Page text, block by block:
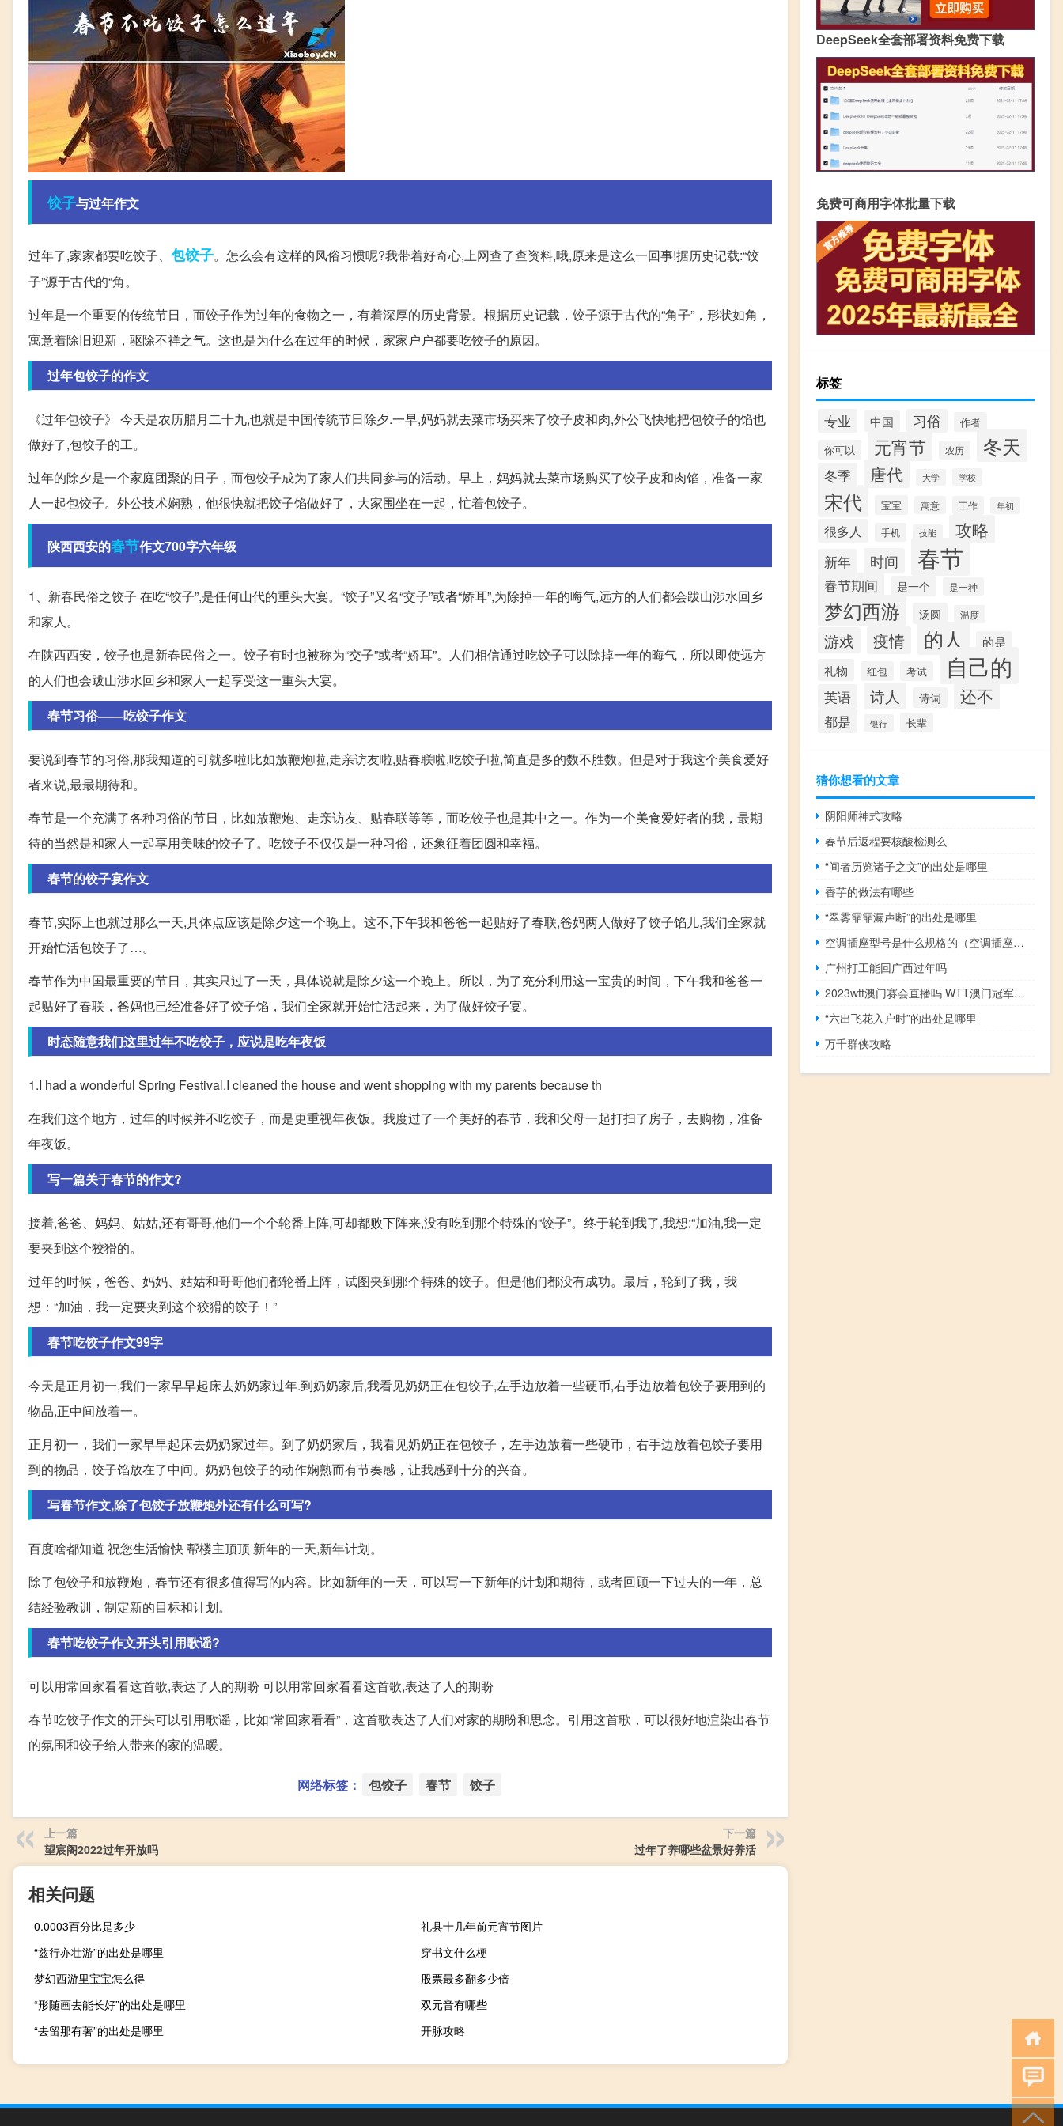
饺子与过年作文
过年了,家家都要吃饺子、 包饺子。怎么会有这样的风俗习惯呢?我带着好奇心,上网查了查资料,哦,原来是这么一回事!据历史记载:“饺
子”源于古代的“角。
过年是一个重要的传统节日，而饺子作为过年的食物之一，有着深厚的历史背景。根据历史记载，饺子源于古代的“角子”，形状如角，
寓意着除旧迎新，驱除不祥之气。这也是为什么在过年的时候，家家户户都要吃饺子的原因。
过年包饺子的作文
《过年包饺子》 今天是农历腊月二十九,也就是中国传统节日除夕.一早,妈妈就去菜市场买来了饺子皮和肉,外公飞快地把包饺子的馅也
做好了,包饺子的工。
过年的除夕是一个家庭团聚的日子，而包饺子成为了家人们共同参与的活动。早上，妈妈就去菜市场购买了饺子皮和肉馅，准备一家
人一起包饺子。外公技术娴熟，他很快就把饺子馅做好了，大家围坐在一起，忙着包饺子。
陕西西安的春节作文700字六年级
1、新春民俗之饺子 在吃“饺子”,是任何山代的重头大宴。“饺子”又名“交子”或者“娇耳”,为除掉一年的晦气,远方的人们都会跋山涉水回乡
和家人。
在陕西西安，饺子也是新春民俗之一。饺子有时也被称为“交子”或者“娇耳”。人们相信通过吃饺子可以除掉一年的晦气，所以即使远方
的人们也会跋山涉水回乡和家人一起享受这一重头大宴。
春节习俗——吃饺子作文
要说到春节的习俗,那我知道的可就多啦!比如放鞭炮啦,走亲访友啦,贴春联啦,吃饺子啦,简直是多的数不胜数。但是对于我这个美食爱好
者来说,最最期待和。
春节是一个充满了各种习俗的节日，比如放鞭炮、走亲访友、贴春联等等，而吃饺子也是其中之一。作为一个美食爱好者的我，最期
待的当然是和家人一起享用美味的饺子了。吃饺子不仅仅是一种习俗，还象征着团圆和幸福。
春节的饺子宴作文
春节,实际上也就过那么一天,具体点应该是除夕这一个晚上。这不,下午我和爸爸一起贴好了春联,爸妈两人做好了饺子馅儿,我们全家就
开始忙活包饺子了…。
春节作为中国最重要的节日，其实只过了一天，具体说就是除夕这一个晚上。所以，为了充分利用这一宝贵的时间，下午我和爸爸一
起贴好了春联，爸妈也已经准备好了饺子馅，我们全家就开始忙活起来，为了做好饺子宴。
时态随意我们这里过年不吃饺子，应说是吃年夜饭
1.I had a wonderful Spring Festival.I cleaned the house and went shopping with my parents because th
在我们这个地方，过年的时候并不吃饺子，而是更重视年夜饭。我度过了一个美好的春节，我和父母一起打扫了房子，去购物，准备
年夜饭。
写一篇关于春节的作文?
接着,爸爸、妈妈、姑姑,还有哥哥,他们一个个轮番上阵,可却都败下阵来,没有吃到那个特殊的“饺子”。终于轮到我了,我想:“加油,我一定
要夹到这个狡猾的。
过年的时候，爸爸、妈妈、姑姑和哥哥他们都轮番上阵，试图夹到那个特殊的饺子。但是他们都没有成功。最后，轮到了我，我
想：“加油，我一定要夹到这个狡猾的饺子！”
春节吃饺子作文99字
今天是正月初一,我们一家早早起床去奶奶家过年.到奶奶家后,我看见奶奶正在包饺子,左手边放着一些硬币,右手边放着包饺子要用到的
物品,正中间放着一。
正月初一，我们一家早早起床去奶奶家过年。到了奶奶家后，我看见奶奶正在包饺子，左手边放着一些硬币，右手边放着包饺子要用
到的物品，饺子馅放在了中间。奶奶包饺子的动作娴熟而有节奏感，让我感到十分的兴奋。
写春节作文,除了包饺子放鞭炮外还有什么可写?
百度啥都知道 祝您生活愉快 帮楼主顶顶 新年的一天,新年计划。
除了包饺子和放鞭炮，春节还有很多值得写的内容。比如新年的一天，可以写一下新年的计划和期待，或者回顾一下过去的一年，总
结经验教训，制定新的目标和计划。
春节吃饺子作文开头引用歌谣?
可以用常回家看看这首歌,表达了人的期盼 可以用常回家看看这首歌,表达了人的期盼
春节吃饺子作文的开头可以引用歌谣，比如“常回家看看”，这首歌表达了人们对家的期盼和思念。引用这首歌，可以很好地渲染出春节
的氛围和饺子给人带来的家的温暖。
网络标签： 包饺子 春节 饺子
上一篇
望宸阁2022过年开放吗
下一篇
过年了养哪些盆景好养活
相关问题
0.0003百分比是多少
礼县十几年前元宵节图片
“兹行亦壮游”的出处是哪里
穿书文什么梗
梦幻西游里宝宝怎么得
股票最多翻多少倍
“形随画去能长好”的出处是哪里
双元音有哪些
“去留那有著”的出处是哪里
开脉攻略
DeepSeek全套部署资料免费下载
免费可商用字体批量下载
标签
专业 中国 习俗
作者
你可以
元宵节 农历 冬天
冬季 唐代 大学 学校
宋代 宝宝 寓意 工作 年初
很多人 手机 技能 攻略
新年 时间 春节
春节期间 是一个 是一种
梦幻西游 汤圆 温度
游戏 疫情 的人 的是
礼物 红包 考试 自己的
英语 诗人 诗词 还不
都是 银行 长辈
猜你想看的文章
阴阳师神式攻略
春节后返程要核酸检测么
“间者历览诸子之文”的出处是哪里
香芋的做法有哪些
“翠雾霏霏漏声断”的出处是哪里
空调插座型号是什么规格的（空调插座规格）
广州打工能回广西过年吗
2023wtt澳门赛会直播吗 WTT澳门冠军赛2023
“六出飞花入户时”的出处是哪里
万千群侠攻略